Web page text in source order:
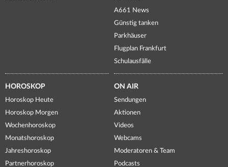
A661 News
Günstig tanken
Parkhäuser
Flugplan Frankfurt
Schulausfälle
HOROSKOP
Horoskop Heute
Horoskop Morgen
Wochenhoroskop
Monatshoroskop
Jahreshoroskop
Partnerhoroskop
ON AIR
Sendungen
Aktionen
Videos
Webcams
Moderatoren & Team
Podcasts